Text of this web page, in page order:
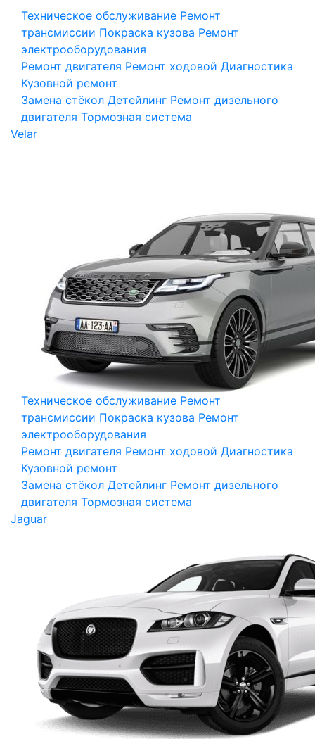
Техническое обслуживание Ремонт
трансмиссии Покраска кузова Ремонт
электрооборудования
Ремонт двигателя Ремонт ходовой Диагностика
Кузовной ремонт
Замена стёкол Детейлинг Ремонт дизельного
двигателя Тормозная система
Velar
Техническое обслуживание Ремонт
трансмиссии Покраска кузова Ремонт
электрооборудования
Ремонт двигателя Ремонт ходовой Диагностика
Кузовной ремонт
Замена стёкол Детейлинг Ремонт дизельного
двигателя Тормозная система
Jaguar